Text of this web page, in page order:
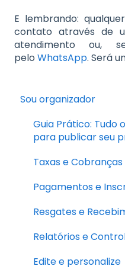
E lembrando:
contato através de
atendimento ou,
pelo WhatsApp. Será
Sou organizador
Guia Prático: Tudo
para publicar seu
Taxas e Cobranças
Pagamentos e
Resgates e
Relatórios e
Edite e personalize